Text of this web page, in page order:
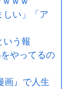
しい」「ア
いう報
やってるの
画』で人生